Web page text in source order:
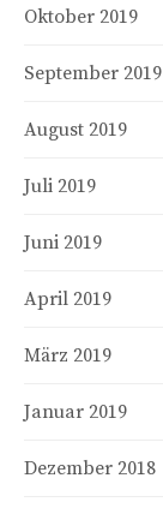
Oktober 2019
September 2019
August 2019
Juli 2019
Juni 2019
April 2019
März 2019
Januar 2019
Dezember 2018